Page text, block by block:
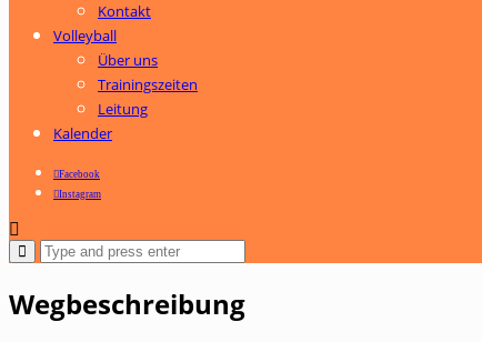
Kontakt
Volleyball
Über uns
Trainingszeiten
Leitung
Kalender
Facebook
Instagram
Wegbeschreibung